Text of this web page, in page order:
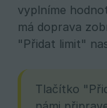
vyplníme
má doprava
"Přidat limit"
Tlačítko